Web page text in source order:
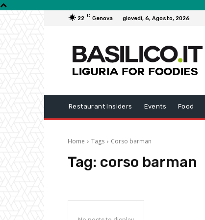
22 C Genova giovedì, 6, Agosto, 2026
Restaurant Insiders Events Food
Home Tags Corso barman
Tag: corso barman